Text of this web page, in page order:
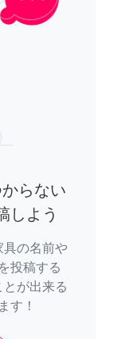
らない
しよう
具の名前や
投稿する
が出来る
す！